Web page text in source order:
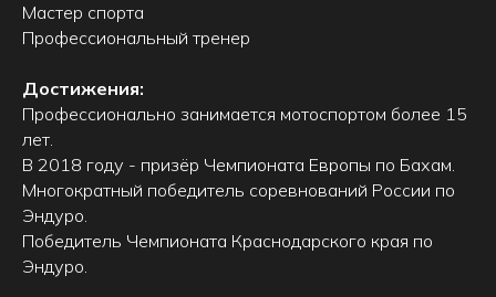
Мастер спорта
Профессиональный тренер
Достижения:
Профессионально занимается мотоспортом более 15
лет.
В 2018 году - призёр Чемпионата Европы по Бахам.
Многократный победитель соревнований России по
Эндуро.
Победитель Чемпионата Краснодарского края по
Эндуро.